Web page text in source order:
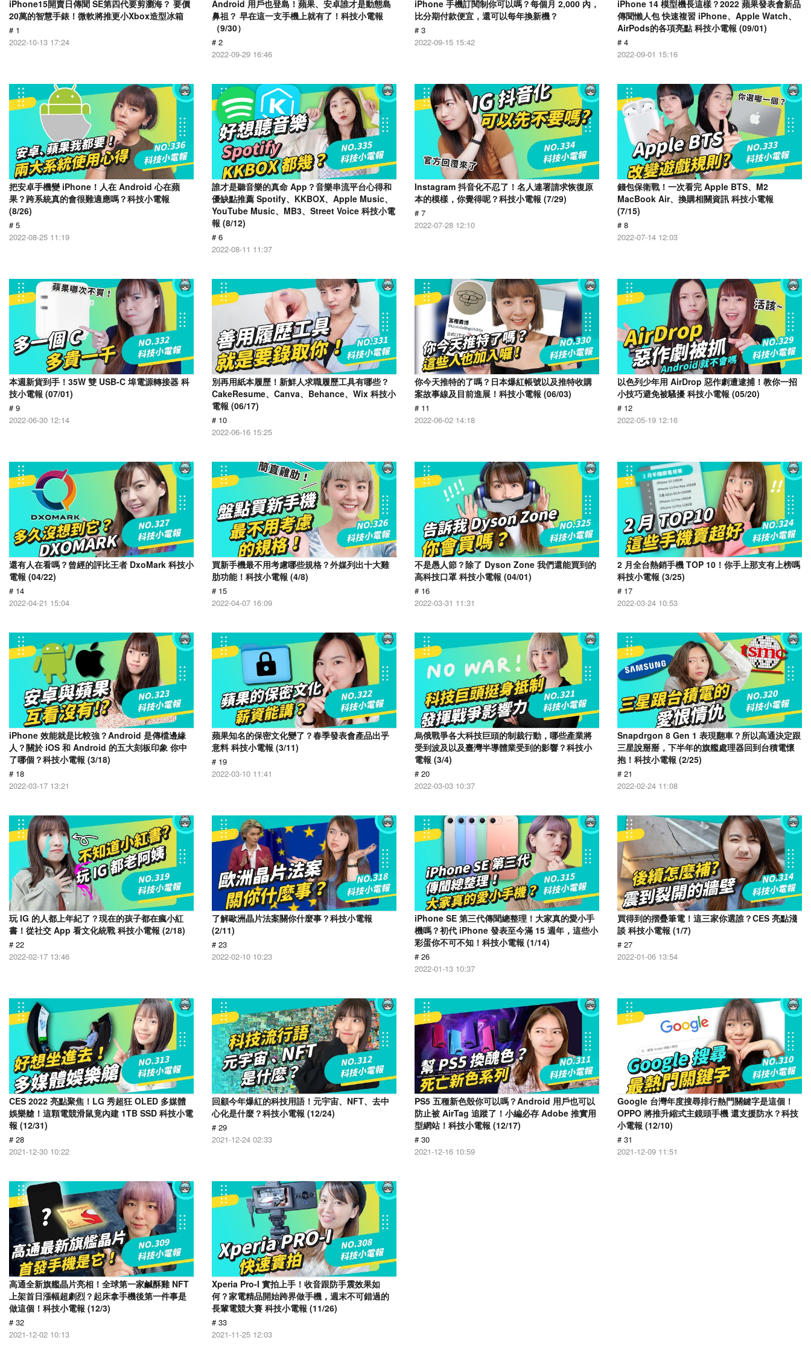
iPhone15開賣日傳聞 SE第四代要剪瀏海？ 要價
20萬的智慧手錶！微軟將推更小Xbox造型冰箱
# 1
2022-10-13 17:24
Android 用戶也登島！蘋果、安卓誰才是動態島
鼻祖？ 早在這一支手機上就有了！科技小電報
（9/30）
# 2
2022-09-29 16:46
iPhone 手機訂閱制你可以嗎？每個月 2,000 內，
比分期付款便宜，還可以每年換新機？
# 3
2022-09-15 15:42
iPhone 14 模型機長這樣？2022 蘋果發表會新品
傳聞懶人包 快速複習 iPhone、Apple Watch、
AirPods的各項亮點 科技小電報 (09/01)
# 4
2022-09-01 15:16
把安卓手機變 iPhone！人在 Android 心在蘋
果？跨系統真的會很難適應嗎？科技小電報
(8/26)
# 5
2022-08-25 11:19
誰才是聽音樂的真命 App？音樂串流平台心得和
優缺點推薦 Spotify、KKBOX、Apple Music、
YouTube Music、MB3、Street Voice 科技小電
報 (8/12)
# 6
2022-08-11 11:37
Instagram 抖音化不忍了！名人連署請求恢復原
本的模樣，你覺得呢？科技小電報 (7/29)
# 7
2022-07-28 12:10
錢包保衛戰！一次看完 Apple BTS、M2
MacBook Air、換購相關資訊 科技小電報
(7/15)
# 8
2022-07-14 12:03
本週新貨到手！35W 雙 USB-C 埠電源轉接器 科
技小電報 (07/01)
# 9
2022-06-30 12:14
別再用紙本履歷！新鮮人求職履歷工具有哪些？
CakeResume、Canva、Behance、Wix 科技小
電報 (06/17)
# 10
2022-06-16 15:25
你今天推特的了嗎？日本爆紅帳號以及推特收購
案故事線及目前進展！科技小電報 (06/03)
# 11
2022-06-02 14:18
以色列少年用 AirDrop 惡作劇遭逮捕！教你一招
小技巧避免被騷擾 科技小電報 (05/20)
# 12
2022-05-19 12:16
還有人在看嗎？曾經的評比王者 DxoMark 科技小
電報 (04/22)
# 14
2022-04-21 15:04
買新手機最不用考慮哪些規格？外媒列出十大雞
肋功能！科技小電報 (4/8)
# 15
2022-04-07 16:09
不是愚人節？除了 Dyson Zone 我們還能買到的
高科技口罩 科技小電報 (04/01)
# 16
2022-03-31 11:31
2 月全台熱銷手機 TOP 10！你手上那支有上榜嗎
科技小電報 (3/25)
# 17
2022-03-24 10:53
iPhone 效能就是比較強？Android 是傳檔邊緣
人？關於 iOS 和 Android 的五大刻板印象 你中
了哪個？科技小電報 (3/18)
# 18
2022-03-17 13:21
蘋果知名的保密文化變了？春季發表會產品出乎
意料 科技小電報 (3/11)
# 19
2022-03-10 11:41
烏俄戰爭各大科技巨頭的制裁行動，哪些產業將
受到波及以及臺灣半導體業受到的影響？科技小
電報 (3/4)
# 20
2022-03-03 10:37
Snapdrgon 8 Gen 1 表現翻車？所以高通決定跟
三星說掰掰，下半年的旗艦處理器回到台積電懷
抱！科技小電報 (2/25)
# 21
2022-02-24 11:08
玩 IG 的人都上年紀了？現在的孩子都在瘋小紅
書！從社交 App 看文化統戰 科技小電報 (2/18)
# 22
2022-02-17 13:46
了解歐洲晶片法案關你什麼事？科技小電報
(2/11)
# 23
2022-02-10 10:23
iPhone SE 第三代傳聞總整理！大家真的愛小手
機嗎？初代 iPhone 發表至今滿 15 週年，這些小
彩蛋你不可不知！科技小電報 (1/14)
# 26
2022-01-13 10:37
買得到的摺疊筆電！這三家你選誰？CES 亮點淺
談 科技小電報 (1/7)
# 27
2022-01-06 13:54
CES 2022 亮點聚焦！LG 秀超狂 OLED 多媒體
娛樂艙！這顆電競滑鼠竟內建 1TB SSD 科技小電
報 (12/31)
# 28
2021-12-30 10:22
回顧今年爆紅的科技用語！元宇宙、NFT、去中
心化是什麼？科技小電報 (12/24)
# 29
2021-12-24 02:33
PS5 五種新色殼你可以嗎？Android 用戶也可以
防止被 AirTag 追蹤了！小編必存 Adobe 推實用
型網站！科技小電報 (12/17)
# 30
2021-12-16 10:59
Google 台灣年度搜尋排行熱門關鍵字是這個！
OPPO 將推升縮式主鏡頭手機 還支援防水？科技
小電報 (12/10)
# 31
2021-12-09 11:51
高通全新旗艦晶片亮相！全球第一家鹹酥雞 NFT
上架首日漲幅超劇烈？起床拿手機後第一件事是
做這個！科技小電報 (12/3)
# 32
2021-12-02 10:13
Xperia Pro-I 實拍上手！收音跟防手震效果如
何？家電精品開始跨界做手機，週末不可錯過的
長輩電競大賽 科技小電報 (11/26)
# 33
2021-11-25 12:03